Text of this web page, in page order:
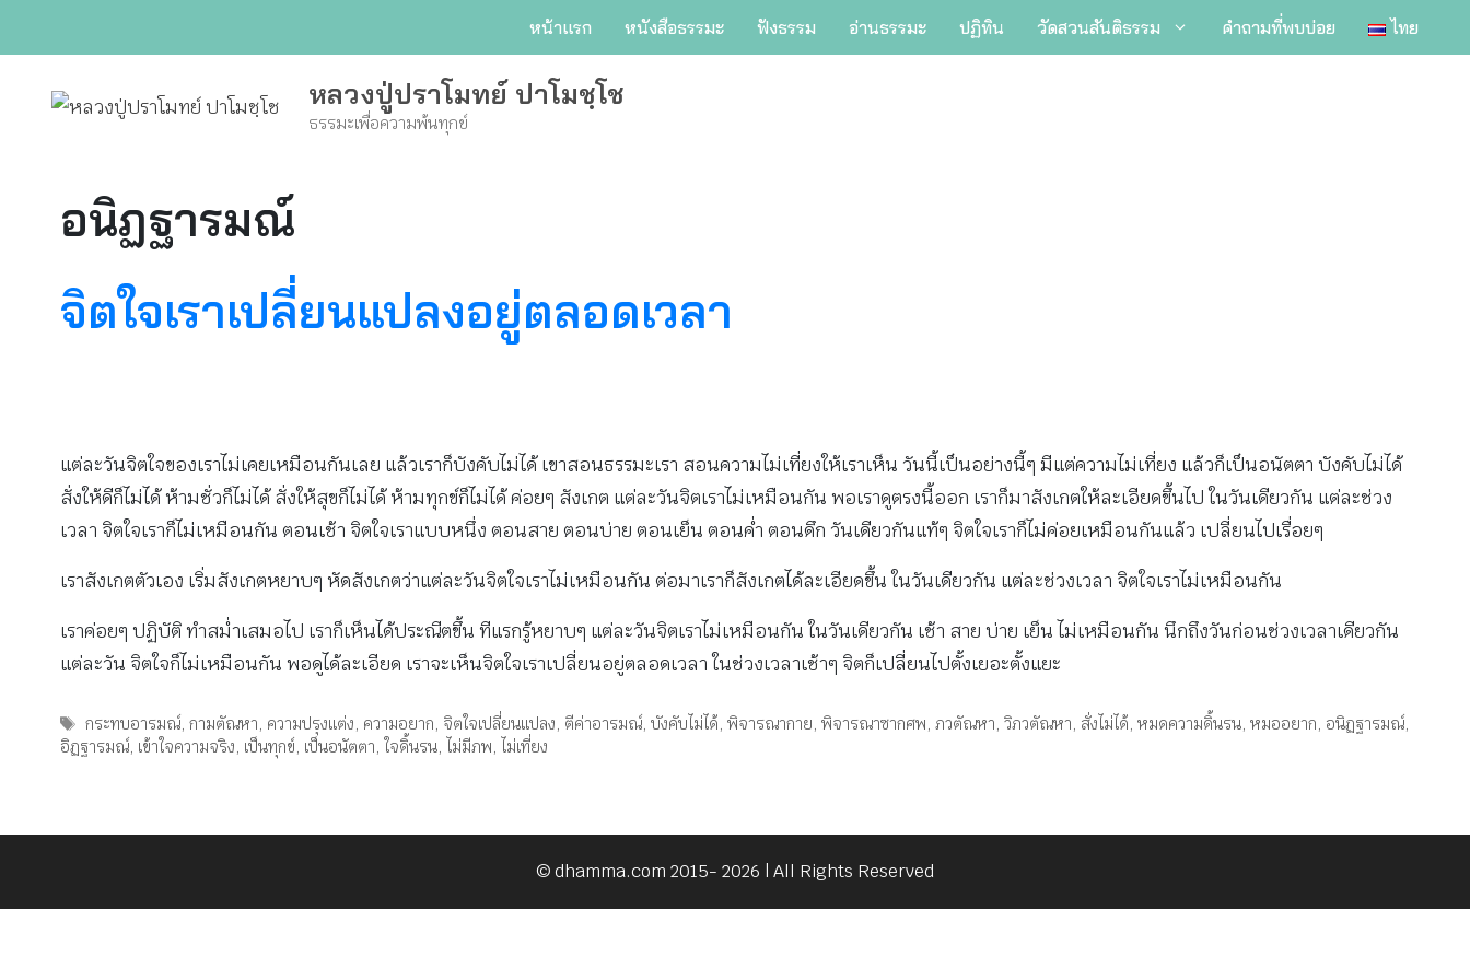
หน้าแรก หนังสือธรรมะ ฟังธรรม อ่านธรรมะ ปฏิทิน วัดสวนสันติธรรม คำถามที่พบบ่อย ไทย
หลวงปู่ปราโมทย์ ปาโมชฺโช
ธรรมะเพื่อความพ้นทุกข์
อนิฏฐารมณ์
จิตใจเราเปลี่ยนแปลงอยู่ตลอดเวลา
แต่ละวันจิตใจของเราไม่เคยเหมือนกันเลย แล้วเราก็บังคับไม่ได้ เขาสอนธรรมะเรา สอนความไม่เที่ยงให้เราเห็น วันนี้เป็นอย่างนี้ๆ มีแต่ความไม่เที่ยง แล้วก็เป็นอนัตตา บังคับไม่ได้
สั่งให้ดีก็ไม่ได้ ห้ามชั่วก็ไม่ได้ สั่งให้สุขก็ไม่ได้ ห้ามทุกข์ก็ไม่ได้ ค่อยๆ สังเกต แต่ละวันจิตเราไม่เหมือนกัน พอเราดูตรงนี้ออก เราก็มาสังเกตให้ละเอียดขึ้นไป ในวันเดียวกัน แต่ละช่วง
เวลา จิตใจเราก็ไม่เหมือนกัน ตอนเช้า จิตใจเราแบบหนึ่ง ตอนสาย ตอนบ่าย ตอนเย็น ตอนค่ำ ตอนดึก วันเดียวกันแท้ๆ จิตใจเราก็ไม่ค่อยเหมือนกันแล้ว เปลี่ยนไปเรื่อยๆ
เราสังเกตตัวเอง เริ่มสังเกตหยาบๆ หัดสังเกตว่าแต่ละวันจิตใจเราไม่เหมือนกัน ต่อมาเราก็สังเกตได้ละเอียดขึ้น ในวันเดียวกัน แต่ละช่วงเวลา จิตใจเราไม่เหมือนกัน
เราค่อยๆ ปฏิบัติ ทำสม่ำเสมอไป เราก็เห็นได้ประณีตขึ้น ทีแรกรู้หยาบๆ แต่ละวันจิตเราไม่เหมือนกัน ในวันเดียวกัน เช้า สาย บ่าย เย็น ไม่เหมือนกัน นึกถึงวันก่อนช่วงเวลาเดียวกัน
แต่ละวัน จิตใจก็ไม่เหมือนกัน พอดูได้ละเอียด เราจะเห็นจิตใจเราเปลี่ยนอยู่ตลอดเวลา ในช่วงเวลาเช้าๆ จิตก็เปลี่ยนไปตั้งเยอะตั้งแยะ
Tags
กระทบอารมณ์,กามตัณหา, ความปรุงแต่ง, ความอยาก, จิตใจเปลี่ยนแปลง, ตีค่าอารมณ์,บังคับไม่ได้,พิจารณากาย,พิจารณาซากศพ,ภวตัณหา,วิภวตัณหา, สั่งไม่ได้,หมดความดิ้นรน,หมออยาก, อนิฏฐารมณ์,
อิฏฐารมณ์, เข้าใจความจริง, เป็นทุกข์, เป็นอนัตตา, ใจดิ้นรน, ไม่มีภพ, ไม่เที่ยง
© dhamma.com 2015- 2026 | All Rights Reserved